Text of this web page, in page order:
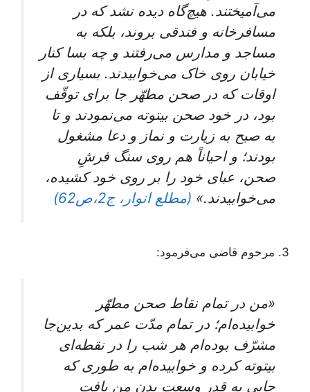
می‌آمیختند. هیچ‌گاه دیده نشد که در
مسافرخانه و فندقی بروند، بلکه به
مساجد و مدارس می‌رفتند و چه بسا کنار
خیابان روی خاک می‌خوابیدند. بسیاری از
اوقات که در صحن مطهّر جا برای توقّف
بود، در خود صحن بیتوته می‌نمودند و تا
به صبح به زیارت و نماز و دعا مشغول
بودند؛ و احیاناً هم روی سنگ فرشِ
صحن، عبای خود را بر روی خود کشیده،
می‌خوابیدند.» (مطلع انوار، ج2،ص62)
3. مرحوم قاضی می‌فرمود:
«من در تمام نقاط صحن مطهّر
خوابیده‌ام؛ در تمام مدّت عمر که بدین‌جا
مشرّف بوده‌ام هر شب را در نقطه‌ای
بیتوته کرده و خوابیده‌ام به طوری که
جایی به قدر وسعت بدن من یافت